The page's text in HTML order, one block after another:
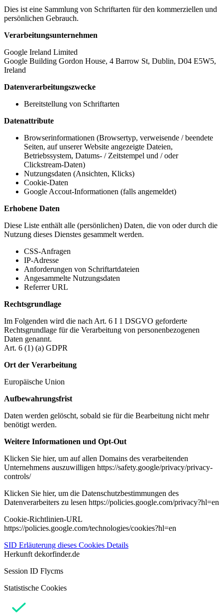
Dies ist eine Sammlung von Schriftarten für den kommerziellen und
persönlichen Gebrauch.
Verarbeitungsunternehmen
Google Ireland Limited
Google Building Gordon House, 4 Barrow St, Dublin, D04 E5W5,
Ireland
Datenverarbeitungszwecke
Bereitstellung von Schriftarten
Datenattribute
Browserinformationen (Browsertyp, verweisende / beendete
Seiten, auf unserer Website angezeigte Dateien,
Betriebssystem, Datums- / Zeitstempel und / oder
Clickstream-Daten)
Nutzungsdaten (Ansichten, Klicks)
Cookie-Daten
Google Accout-Informationen (falls angemeldet)
Erhobene Daten
Diese Liste enthält alle (persönlichen) Daten, die von oder durch die
Nutzung dieses Dienstes gesammelt werden.
CSS-Anfragen
IP-Adresse
Anforderungen von Schriftartdateien
Angesammelte Nutzungsdaten
Referrer URL
Rechtsgrundlage
Im Folgenden wird die nach Art. 6 I 1 DSGVO geforderte
Rechtsgrundlage für die Verarbeitung von personenbezogenen
Daten genannt.
Art. 6 (1) (a) GDPR
Ort der Verarbeitung
Europäische Union
Aufbewahrungsfrist
Daten werden gelöscht, sobald sie für die Bearbeitung nicht mehr
benötigt werden.
Weitere Informationen und Opt-Out
Klicken Sie hier, um auf allen Domains des verarbeitenden
Unternehmens auszuwilligen https://safety.google/privacy/privacy-
controls/
Klicken Sie hier, um die Datenschutzbestimmungen des
Datenverarbeiters zu lesen https://policies.google.com/privacy?hl=en
Cookie-Richtlinien-URL
https://policies.google.com/technologies/cookies?hl=en
SID Erläuterung dieses Cookies Details
Herkunft dekorfinder.de
Session ID Flycms
Statistische Cookies